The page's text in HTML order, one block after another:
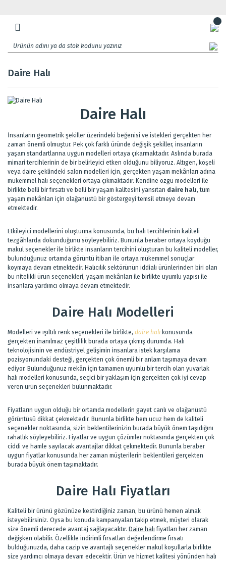
Daire Halı
Daire Halı
İnsanların geometrik şekiller üzerindeki beğenisi ve istekleri gerçekten her
zaman önemli olmuştur. Pek çok farklı üründe değişik şekiller, insanların
yaşam standartlarına uygun modelleri ortaya çıkarmaktadır. Aslında burada
mimari tercihlerinin de bir belirleyici etken olduğunu biliyoruz. Altıgen, köşeli
veya daire şeklindeki salon modelleri için, gerçekten yaşam mekânları adına
mükemmel halı seçenekleri ortaya çıkmaktadır. Kendine özgü modelleri ile
birlikte belli bir fırsatı ve belli bir yaşam kalitesini yansıtan daire halı, tüm
yaşam mekânları için olağanüstü bir göstergeyi temsil etmeye devam
etmektedir.
Etkileyici modellerini oluşturma konusunda, bu halı tercihlerinin kaliteli
tezgâhlarda dokunduğunu söyleyebiliriz. Bununla beraber ortaya koyduğu
makul seçenekler ile birlikte insanların tercihini oluşturan bu kaliteli modeller,
bulunduğunuz ortamda görüntü itibarı ile ortaya mükemmel sonuçlar
koymaya devam etmektedir. Halıcılık sektörünün iddialı ürünlerinden biri olan
bu nitelikli ürün seçenekleri, yaşam mekânları ile birlikte uyumlu yapısı ile
insanlara yardımcı olmaya devam etmektedir.
Daire Halı Modelleri
Modelleri ve ışıltılı renk seçenekleri ile birlikte, daire halı konusunda
gerçekten inanılmaz çeşitlilik burada ortaya çıkmış durumda. Halı
teknolojisinin ve endüstriyel gelişimin insanlara istek karşılama
pozisyonundaki desteği, gerçekten çok önemli bir anlam taşımaya devam
ediyor. Bulunduğunuz mekân için tamamen uyumlu bir tercih olan yuvarlak
halı modelleri konusunda, seçici bir yaklaşım için gerçekten çok iyi cevap
veren ürün seçenekleri bulunmaktadır.
Fiyatların uygun olduğu bir ortamda modellerin gayet canlı ve olağanüstü
görüntüsü dikkat çekmektedir. Bununla birlikte hem ucuz hem de kaliteli
seçenekler noktasında, sizin beklentilerinizin burada büyük önem taşıdığını
rahatlık söyleyebiliriz. Fiyatlar ve uygun çözümler noktasında gerçekten çok
ciddi ve hamle sayılacak avantajlar dikkat çekmektedir. Bununla beraber
uygun fiyatlar konusunda her zaman müşterilerin beklentileri gerçekten
burada büyük önem taşımaktadır.
Daire Halı Fiyatları
Kaliteli bir ürünü gözünüze kestirdiğiniz zaman, bu ürünü hemen almak
isteyebilirsiniz. Oysa bu konuda kampanyaları takip etmek, müşteri olarak
size önemli derecede avantaj sağlayacaktır. Daire halı fiyatları her zaman
değişken olabilir. Özellikle indirimli fırsatları değerlendirme fırsatı
bulduğunuzda, daha cazip ve avantajlı seçenekler makul koşullarla birlikte
size yardımcı olmaya devam edecektir. Ürün ve hizmet kalitesi yönünden halı